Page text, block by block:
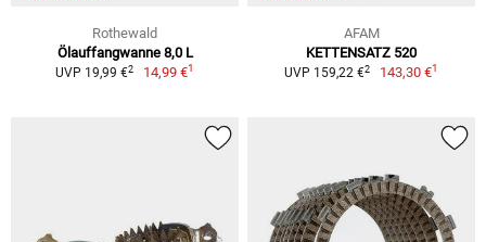
Rothewald
Ölauffangwanne 8,0 L
UVP 19,99 €2 14,99 €1
AFAM
KETTENSATZ 520
UVP 159,22 €2 143,30 €1